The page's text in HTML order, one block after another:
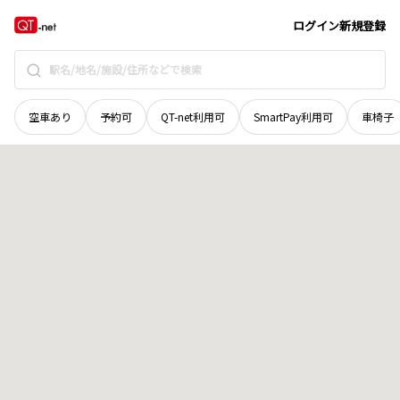
ログイン新規登録
空車あり 予約可 QT-net利用可 SmartPay利用可 車椅子
栃木県